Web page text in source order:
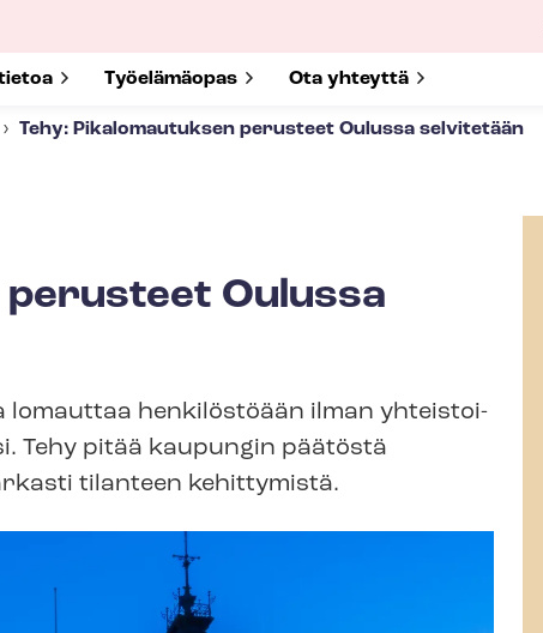
for
Show submenu for
Työelämäopas Show submenu for
Ota yhteyttä
Tehy: Pikalomautuksen perusteet Oulussa selvitetään
perusteet Oulussa
lomauttaa henkilöstöään ilman yh­teis­toi­
Tehy pitää kaupungin päätöstä
tilanteen kehittymistä.